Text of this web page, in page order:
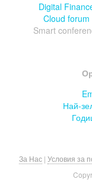
Digital
Cloud forum
Smart
Най-
За Нас | Условия за